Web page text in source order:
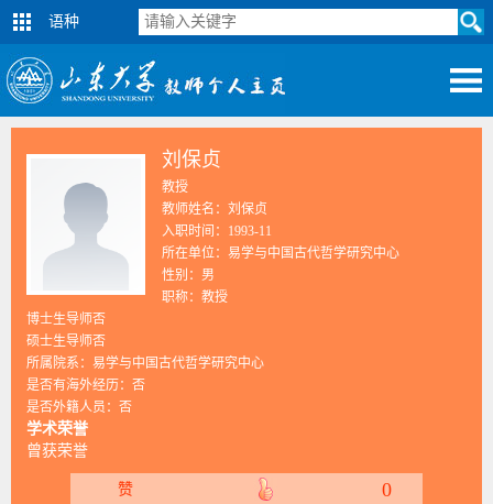
语种
刘保贞
教授
教师姓名：刘保贞
入职时间：1993-11
所在单位：易学与中国古代哲学研究中心
性别：男
职称：教授
博士生导师否
硕士生导师否
所属院系：易学与中国古代哲学研究中心
是否有海外经历：否
是否外籍人员：否
学术荣誉
曾获荣誉
赞 0